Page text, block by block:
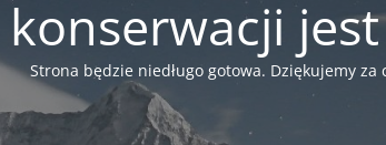
jest
Strona będzie niedługo gotowa. Dziękujemy za